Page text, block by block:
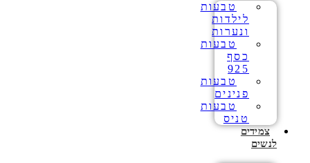
טבעות
לילדות
ונערות
טבעות
כסף
925
טבעות
פנינים
טבעות
טניס
צמידים
לנשים